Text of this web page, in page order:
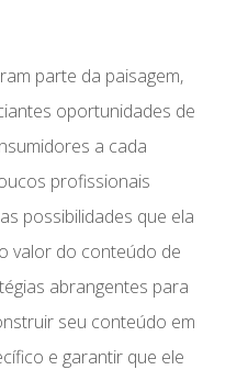
parte da paisagem,
oportunidades de
a cada
profissionais
possibilidades que ela
valor do conteúdo de
abrangentes para
seu conteúdo em
e garantir que ele